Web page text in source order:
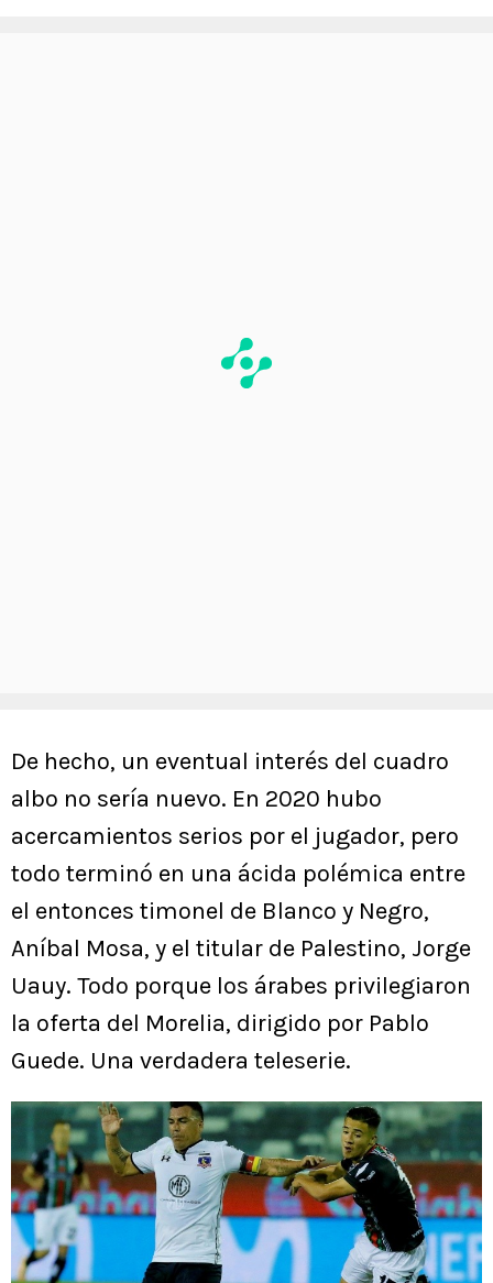
De hecho, un eventual interés del cuadro
albo no sería nuevo. En 2020 hubo
acercamientos serios por el jugador, pero
todo terminó en una ácida polémica entre
el entonces timonel de Blanco y Negro,
Aníbal Mosa, y el titular de Palestino, Jorge
Uauy. Todo porque los árabes privilegiaron
la oferta del Morelia, dirigido por Pablo
Guede. Una verdadera teleserie.